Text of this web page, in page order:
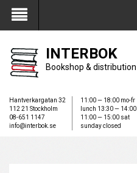
My Account
INTERBOK
Bookshop & distribution
Hantverkargatan 32
112 21 Stockholm
08-651 1147
info@interbok.se
11:00 — 18:00 mo-fr
lunch 13:30 — 14:00
11:00 — 15:00 sat
sunday closed